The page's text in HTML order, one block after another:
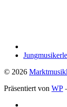
© 2026
Präsentiert von WP